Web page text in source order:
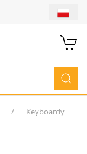
Keyboardy